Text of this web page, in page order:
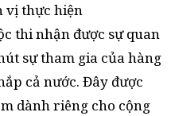
vị thực hiện
thi nhận được sự quan
sự tham gia của hàng
cả nước. Đây được
dành riêng cho cộng